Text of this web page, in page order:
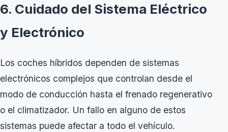
6. Cuidado del Sistema Eléctrico
y Electrónico
Los coches híbridos dependen de sistemas
electrónicos complejos que controlan desde el
modo de conducción hasta el frenado regenerativo
o el climatizador. Un fallo en alguno de estos
sistemas puede afectar a todo el vehículo.